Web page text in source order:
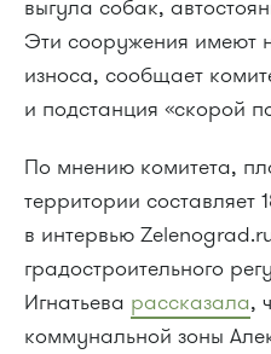
выгула собак,
Эти сооружения имеют
износа, сообщает
и подстанция «скорой
По мнению комитета,
территории составляет
в интервью
градостроительного
Игнатьева рассказала,
коммунальной зоны